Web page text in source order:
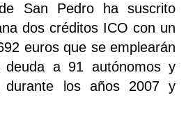
San Pedro ha suscrito
dos créditos ICO con un
euros que se emplearán
a 91 autónomos y
durante los años 2007 y